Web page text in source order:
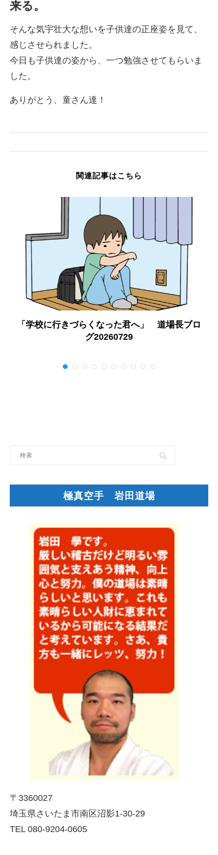
来る。
そんな気宇壮大な想いを子供達の正座姿を見て、
感じさせられました。
今日も子供達の姿から、一つ勉強させてもらいま
した。
ありがとう、童さん達！
関連記事はこちら
「学校に行きづらくなった君へ」 道場長ブロ
グ20260729
極真空手 岩田道場
〒3360027
埼玉県さいたま市南区沼影1-30-29
TEL 080-9204-0605